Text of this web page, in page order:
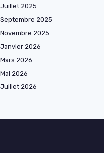
Juillet 2025
Septembre 2025
Novembre 2025
Janvier 2026
Mars 2026
Mai 2026
Juillet 2026